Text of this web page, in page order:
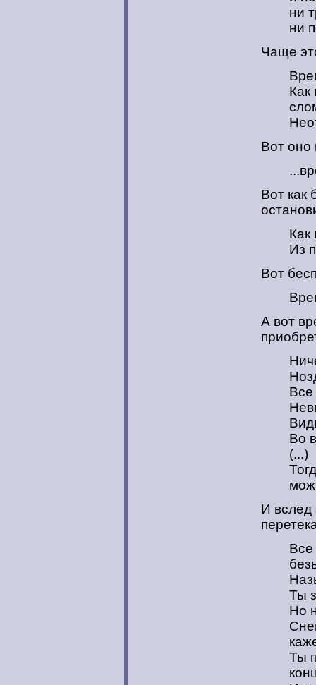
ни
ни
Чаще
Вот оно
Вот как
Как
Из
Вот
А вот
Все
Во
(...)
И
Все
Ты
Но
Ты